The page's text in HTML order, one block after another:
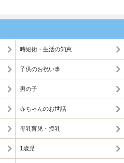
時短術・生活の知恵
子供のお祝い事
男の子
赤ちゃんのお世話
母乳育児・授乳
1歳児